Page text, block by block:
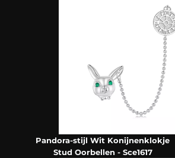
Pandora-stijl Wit Konijnenklokje
Stud Oorbellen - Sce1617